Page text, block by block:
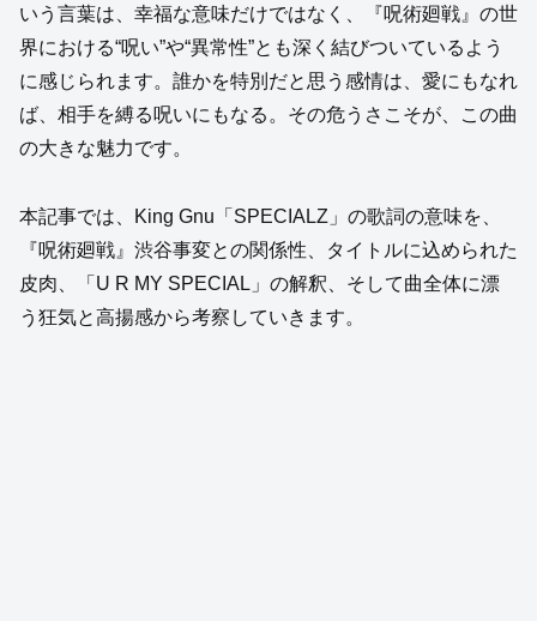
いう言葉は、幸福な意味だけではなく、『呪術廻戦』の世
界における“呪い”や“異常性”とも深く結びついているよう
に感じられます。誰かを特別だと思う感情は、愛にもなれ
ば、相手を縛る呪いにもなる。その危うさこそが、この曲
の大きな魅力です。
本記事では、King Gnu「SPECIALZ」の歌詞の意味を、
『呪術廻戦』渋谷事変との関係性、タイトルに込められた
皮肉、「U R MY SPECIAL」の解釈、そして曲全体に漂
う狂気と高揚感から考察していきます。